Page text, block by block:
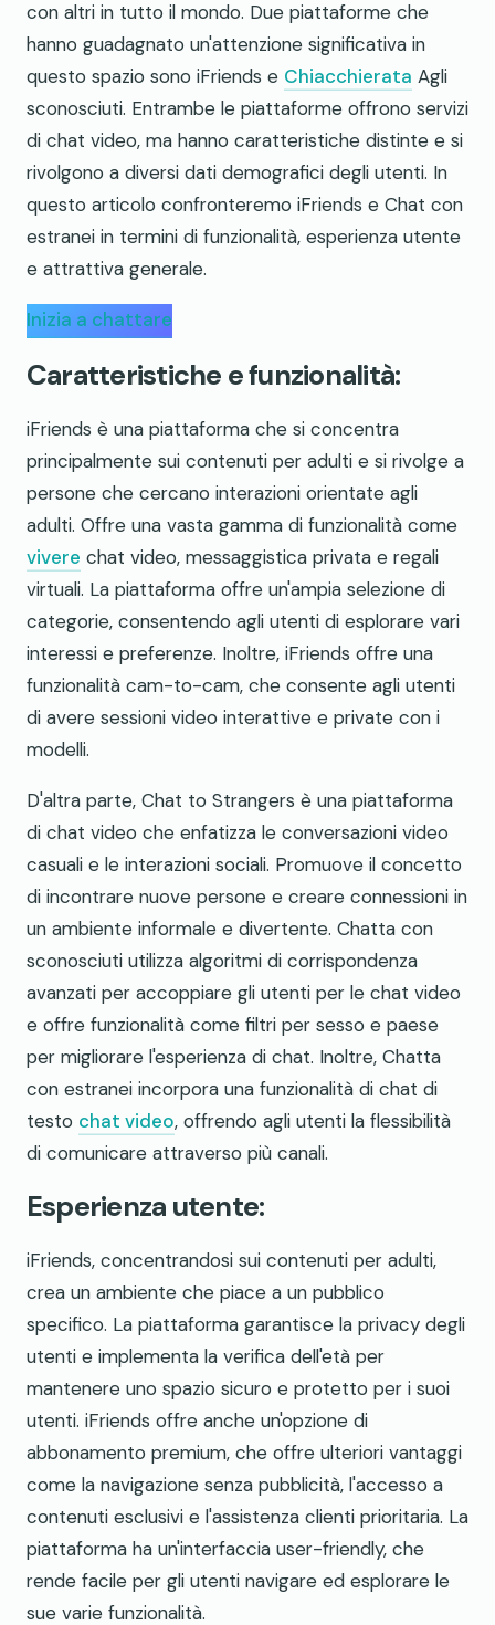
con altri in tutto il mondo. Due piattaforme che
hanno guadagnato un'attenzione significativa in
questo spazio sono iFriends e Chiacchierata Agli
sconosciuti. Entrambe le piattaforme offrono servizi
di chat video, ma hanno caratteristiche distinte e si
rivolgono a diversi dati demografici degli utenti. In
questo articolo confronteremo iFriends e Chat con
estranei in termini di funzionalità, esperienza utente
e attrattiva generale.
Inizia a chattare
Caratteristiche e funzionalità:
iFriends è una piattaforma che si concentra
principalmente sui contenuti per adulti e si rivolge a
persone che cercano interazioni orientate agli
adulti. Offre una vasta gamma di funzionalità come
vivere chat video, messaggistica privata e regali
virtuali. La piattaforma offre un'ampia selezione di
categorie, consentendo agli utenti di esplorare vari
interessi e preferenze. Inoltre, iFriends offre una
funzionalità cam-to-cam, che consente agli utenti
di avere sessioni video interattive e private con i
modelli.
D'altra parte, Chat to Strangers è una piattaforma
di chat video che enfatizza le conversazioni video
casuali e le interazioni sociali. Promuove il concetto
di incontrare nuove persone e creare connessioni in
un ambiente informale e divertente. Chatta con
sconosciuti utilizza algoritmi di corrispondenza
avanzati per accoppiare gli utenti per le chat video
e offre funzionalità come filtri per sesso e paese
per migliorare l'esperienza di chat. Inoltre, Chatta
con estranei incorpora una funzionalità di chat di
testo chat video, offrendo agli utenti la flessibilità
di comunicare attraverso più canali.
Esperienza utente:
iFriends, concentrandosi sui contenuti per adulti,
crea un ambiente che piace a un pubblico
specifico. La piattaforma garantisce la privacy degli
utenti e implementa la verifica dell'età per
mantenere uno spazio sicuro e protetto per i suoi
utenti. iFriends offre anche un'opzione di
abbonamento premium, che offre ulteriori vantaggi
come la navigazione senza pubblicità, l'accesso a
contenuti esclusivi e l'assistenza clienti prioritaria. La
piattaforma ha un'interfaccia user-friendly, che
rende facile per gli utenti navigare ed esplorare le
sue varie funzionalità.